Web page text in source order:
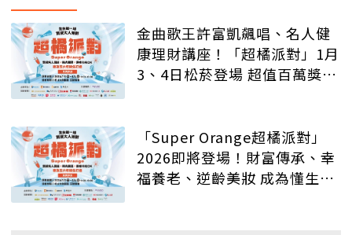
金曲歌王許富凱飆唱、名人健
康理財講座！「超橘派對」1月
3、4日松菸登場 超值百萬獎品
「Super Orange超橘派對」
2026即將登場！財富傳承、幸
福養老、逆齡美妝 成為懂生活